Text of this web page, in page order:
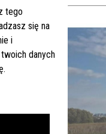
tego
się na
i
danych